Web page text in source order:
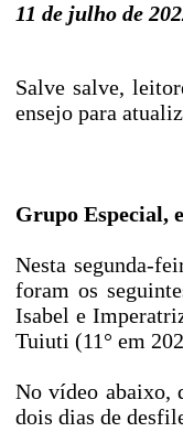
11 de julho de
Salve salve,
ensejo para
Grupo Especial,
Nesta segunda-
foram os
Isabel e
Tuiuti (11° em
No vídeo abaixo,
dois dias de